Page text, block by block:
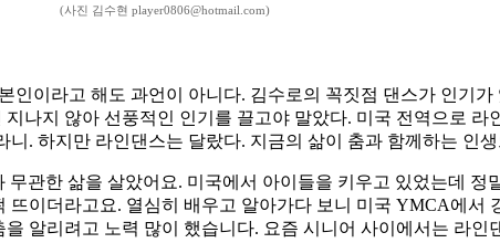
(사진 김수현 player0806@hotmail.com)
인이라고 해도 과언이 아니다. 김수로의 꼭짓점 댄스가 인기
나지 않아 선풍적인 인기를 끌고야 말았다. 미국 전역으로
. 하지만 라인댄스는 달랐다. 지금의 삶이 춤과 함께하는 인
관한 삶을 살았어요. 미국에서 아이들을 키우고 있었는데
뜨이더라고요. 열심히 배우고 알아가다 보니 미국 YMCA에
알리려고 노력 많이 했습니다. 요즘 시니어 사이에서는 라